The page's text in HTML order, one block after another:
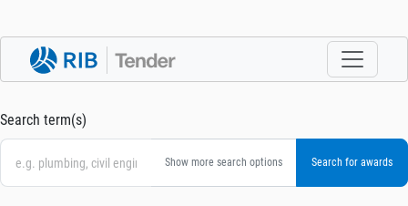
Search term(s)
Show more search options